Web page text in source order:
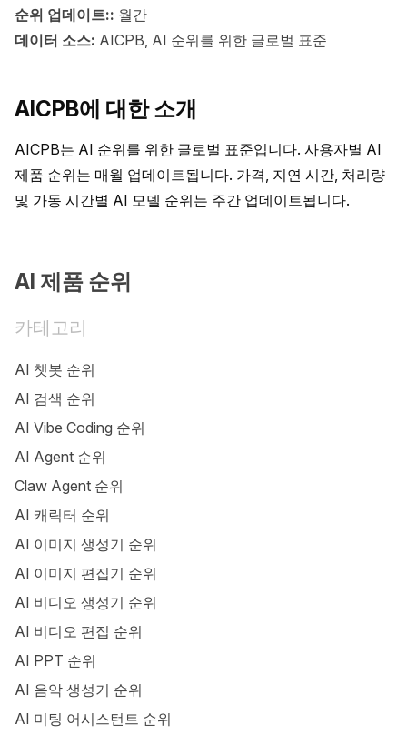
순위 업데이트:: 월간
데이터 소스: AICPB, AI 순위를 위한 글로벌 표준
AICPB에 대한 소개
AICPB는 AI 순위를 위한 글로벌 표준입니다. 사용자별 AI
제품 순위는 매월 업데이트됩니다. 가격, 지연 시간, 처리량
및 가동 시간별 AI 모델 순위는 주간 업데이트됩니다.
AI 제품 순위
카테고리
AI 챗봇 순위
AI 검색 순위
AI Vibe Coding 순위
AI Agent 순위
Claw Agent 순위
AI 캐릭터 순위
AI 이미지 생성기 순위
AI 이미지 편집기 순위
AI 비디오 생성기 순위
AI 비디오 편집 순위
AI PPT 순위
AI 음악 생성기 순위
AI 미팅 어시스턴트 순위